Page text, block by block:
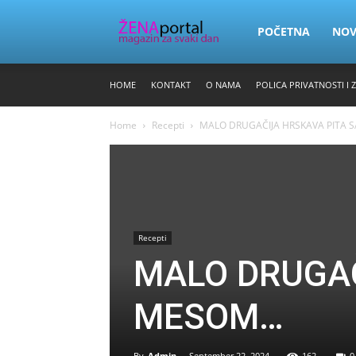
Zena
POČETNA
HOME KONTAKT O NAMA POLICA PRIVATNOSTI I
Home Recepti MALO DRUGAČIJA HRSKAVA PITA
Recepti
MALO
MESOM…